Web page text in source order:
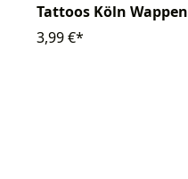
Tattoos Köln Wappen
3,99 €*